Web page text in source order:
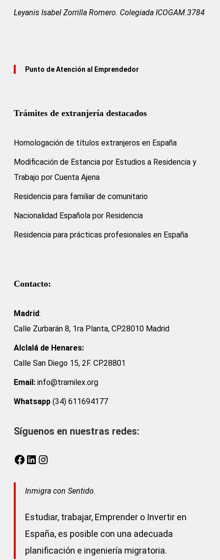
Leyanis Isabel Zorrilla Romero. Colegiada ICOGAM.3784
Punto de Atención al Emprendedor
Trámites de extranjería destacados
Homologación de títulos extranjeros en España
Modificación de Estancia por Estudios a Residencia y
Trabajo por Cuenta Ajena
Residencia para familiar de comunitario
Nacionalidad Española por Residencia
Residencia para prácticas profesionales en España
Contacto:
Madrid:
Calle Zurbarán 8, 1ra Planta, CP.28010 Madrid
Alclalá de Henares:
Calle San Diego 15, 2F. CP.28801
Email: info@tramilex.org
Whatsapp (34) 611694177
Síguenos en nuestras redes:
Facebook
LinkedIn
Inmigra con Sentido.
Estudiar, trabajar, Emprender o Invertir en
España, es posible con una adecuada
planificación e ingeniería migratoria.